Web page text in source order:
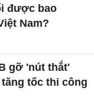
được bao
Nam?
gỡ 'nút thắt'
tăng tốc thi công